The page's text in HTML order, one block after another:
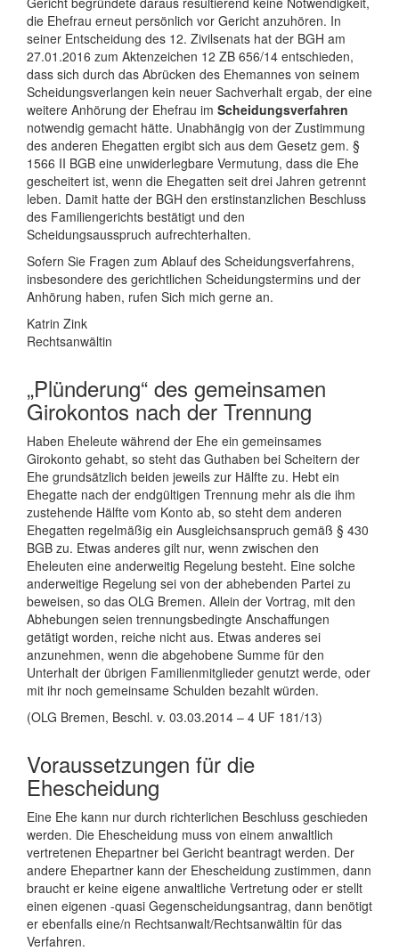
die Ehefrau erneut persönlich vor Gericht anzuhören. In
seiner Entscheidung des 12. Zivilsenats hat der BGH am
27.01.2016 zum Aktenzeichen 12 ZB 656/14 entschieden,
dass sich durch das Abrücken des Ehemannes von seinem
Scheidungsverlangen kein neuer Sachverhalt ergab, der eine
weitere Anhörung der Ehefrau im Scheidungsverfahren
notwendig gemacht hätte. Unabhängig von der Zustimmung
des anderen Ehegatten ergibt sich aus dem Gesetz gem. §
1566 II BGB eine unwiderlegbare Vermutung, dass die Ehe
gescheitert ist, wenn die Ehegatten seit drei Jahren getrennt
leben. Damit hatte der BGH den erstinstanzlichen Beschluss
des Familiengerichts bestätigt und den
Scheidungsausspruch aufrechterhalten.
Sofern Sie Fragen zum Ablauf des Scheidungsverfahrens,
insbesondere des gerichtlichen Scheidungstermins und der
Anhörung haben, rufen Sich mich gerne an.
Katrin Zink
Rechtsanwältin
„Plünderung“ des gemeinsamen
Girokontos nach der Trennung
Haben Eheleute während der Ehe ein gemeinsames
Girokonto gehabt, so steht das Guthaben bei Scheitern der
Ehe grundsätzlich beiden jeweils zur Hälfte zu. Hebt ein
Ehegatte nach der endgültigen Trennung mehr als die ihm
zustehende Hälfte vom Konto ab, so steht dem anderen
Ehegatten regelmäßig ein Ausgleichsanspruch gemäß § 430
BGB zu. Etwas anderes gilt nur, wenn zwischen den
Eheleuten eine anderweitig Regelung besteht. Eine solche
anderweitige Regelung sei von der abhebenden Partei zu
beweisen, so das OLG Bremen. Allein der Vortrag, mit den
Abhebungen seien trennungsbedingte Anschaffungen
getätigt worden, reiche nicht aus. Etwas anderes sei
anzunehmen, wenn die abgehobene Summe für den
Unterhalt der übrigen Familienmitglieder genutzt werde, oder
mit ihr noch gemeinsame Schulden bezahlt würden.
(OLG Bremen, Beschl. v. 03.03.2014 – 4 UF 181/13)
Voraussetzungen für die
Ehescheidung
Eine Ehe kann nur durch richterlichen Beschluss geschieden
werden. Die Ehescheidung muss von einem anwaltlich
vertretenen Ehepartner bei Gericht beantragt werden. Der
andere Ehepartner kann der Ehescheidung zustimmen, dann
braucht er keine eigene anwaltliche Vertretung oder er stellt
einen eigenen -quasi Gegenscheidungsantrag, dann benötigt
er ebenfalls eine/n Rechtsanwalt/Rechtsanwältin für das
Verfahren.